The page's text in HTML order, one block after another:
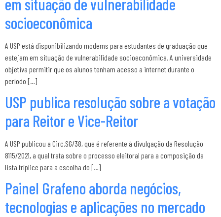
em situação de vulnerabilidade
socioeconômica
A USP está disponibilizando modems para estudantes de graduação que
estejam em situação de vulnerabilidade socioeconômica. A universidade
objetiva permitir que os alunos tenham acesso a internet durante o
período […]
USP publica resolução sobre a votação
para Reitor e Vice-Reitor
A USP publicou a Circ.SG/38, que é referente à divulgação da Resolução
8115/2021, a qual trata sobre o processo eleitoral para a composição da
lista tríplice para a escolha do […]
Painel Grafeno aborda negócios,
tecnologias e aplicações no mercado